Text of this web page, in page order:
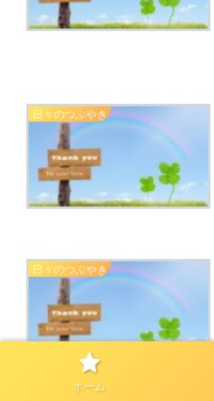
日々のつぶやき
日々のつぶやき
ホーム